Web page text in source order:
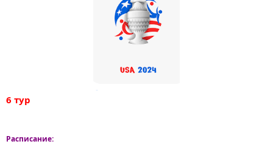
6 тур
Расписание: